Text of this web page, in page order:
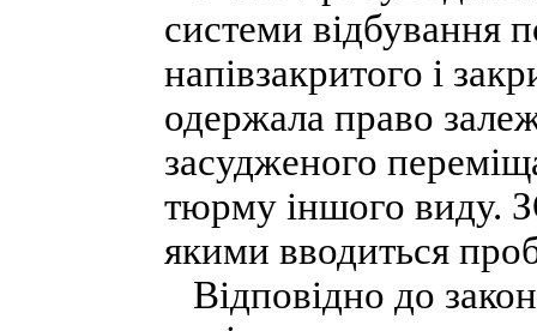
системи відбування
напівзакритого і
одержала право
засудженого
тюрму іншого виду.
якими вводиться
Відповідно до